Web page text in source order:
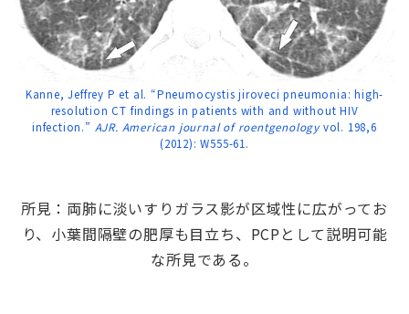
Kanne, Jeffrey P et al. “Pneumocystis jiroveci pneumonia: high-
resolution CT findings in patients with and without HIV
infection.” AJR. American journal of roentgenologyvol. 198,6
(2012): W555-61.
所見：両肺に淡いすりガラス影が区域性に広がってお
り、小葉間隔壁の肥厚も目立ち、PCPとして説明可能
な所見である。